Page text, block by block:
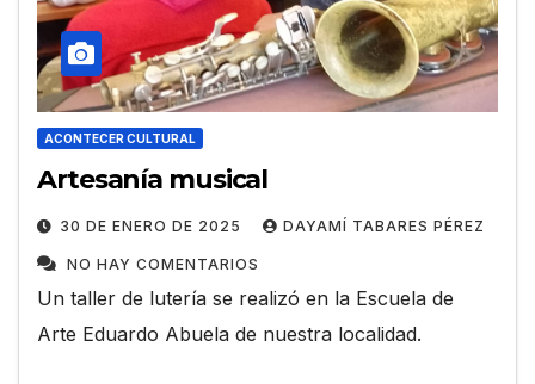
ACONTECER CULTURAL
Artesanía musical
30 DE ENERO DE 2025 DAYAMÍ TABARES PÉREZ
NO HAY COMENTARIOS
Un taller de lutería se realizó en la Escuela de
Arte Eduardo Abuela de nuestra localidad.